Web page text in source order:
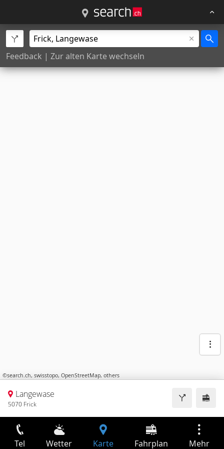
Feedback | Zur alten Karte wechseln
©search.ch, swisstopo, OpenStreetMap, others
Langewase
5070 Frick
Tel Wetter Karte Fahrplan Mehr